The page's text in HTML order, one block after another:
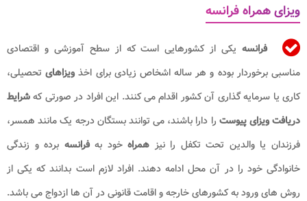
ویزای همراه فرانسه
فرانسه یکی از کشورهایی است که از سطح آموزشی و اقتصادی
مناسبی برخوردار بوده و هر ساله اشخاص زیادی برای اخذ ویزاهای تحصیلی،
کاری یا سرمایه گذاری آن کشور اقدام می کنند. این افراد در صورتی کهشرایط
دریافت ویزای پیوست را دارا باشند، می توانند بستگان درجه یک مانند همسر،
فرزندان یا والدین تحت تکفل را نیز همراهخود بهفرانسه برده و زندگی
خانوادگی خود را در آن محل ادامه دهند. افراد لازم است بدانند که یکی از
روش های ورود به کشورهای خارجه و اقامت قانونی در آن ها ازدواج می باشد.